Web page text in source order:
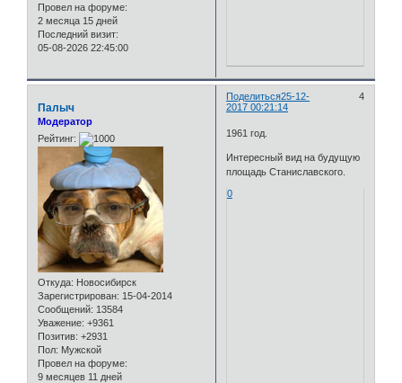
Провел на форуме:
2 месяца 15 дней
Последний визит:
05-08-2026 22:45:00
Поделиться 4
25-12-
2017 00:21:14
Палыч
Модератор
Рейтинг:
Откуда: Новосибирск
Зарегистрирован: 15-04-2014
Сообщений: 13584
Уважение: +9361
Позитив: +2931
Пол: Мужской
Провел на форуме:
9 месяцев 11 дней
1961 год.
Интересный вид на будущую
площадь Станиславского.
0